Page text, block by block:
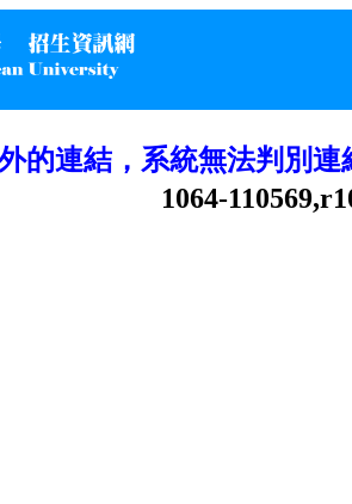
的連結，系統無法判別
1064-